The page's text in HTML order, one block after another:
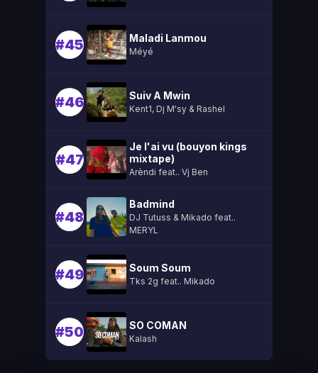
#45 Maladi Lanmou
Méyé
#46 Suiv A Mwin
Kent1, Dj M'sy & Rashel
#47
Je l'ai vu (bouyon kings
mixtape)
Arèndi feat.. Vj Ben
#48
Badmind
DJ Tutuss & Mikado feat..
MERYL
#49 Soum Soum
Tks 2g feat.. Mikado
#50 SO COMAN
Kalash